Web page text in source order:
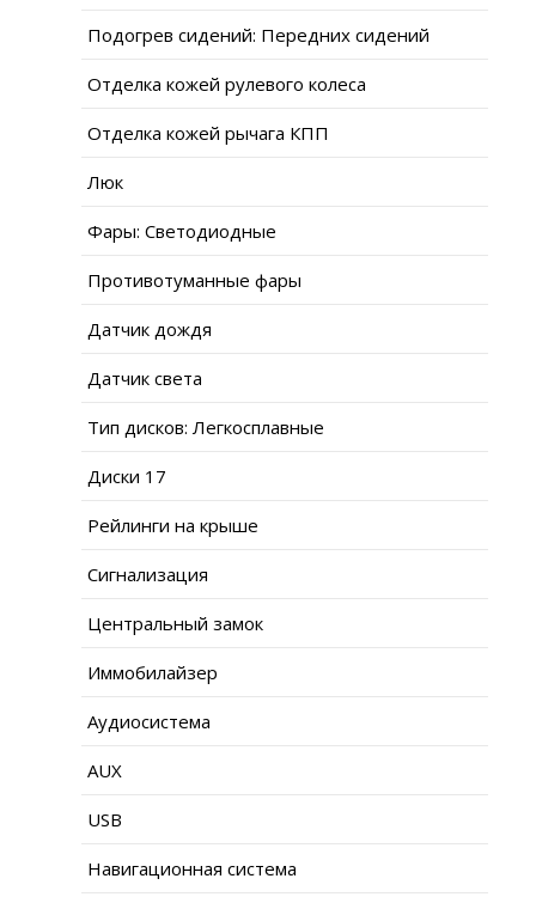
Подогрев сидений: Передних сидений
Отделка кожей рулевого колеса
Отделка кожей рычага КПП
Люк
Фары: Светодиодные
Противотуманные фары
Датчик дождя
Датчик света
Тип дисков: Легкосплавные
Диски 17
Рейлинги на крыше
Сигнализация
Центральный замок
Иммобилайзер
Аудиосистема
AUX
USB
Навигационная система